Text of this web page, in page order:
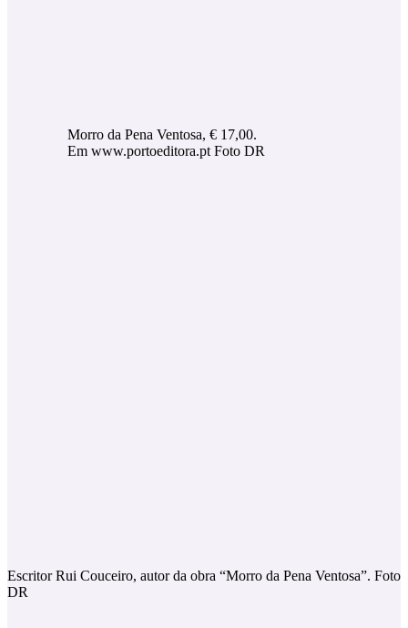
Morro da Pena Ventosa, € 17,00.
Em www.portoeditora.pt Foto DR
Escritor Rui Couceiro, autor da obra “Morro da Pena Ventosa”. Foto
DR